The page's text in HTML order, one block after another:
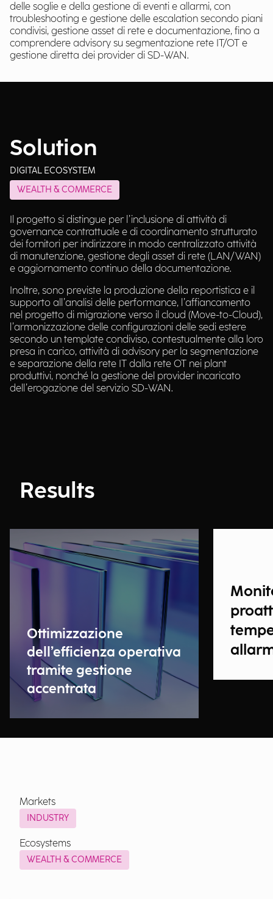
delle soglie e della gestione di eventi e allarmi, con
troubleshooting e gestione delle escalation secondo piani
condivisi, gestione asset di rete e documentazione, fino a
comprendere advisory su segmentazione rete IT/OT e
gestione diretta dei provider di SD-WAN.
Solution
DIGITAL ECOSYSTEM
WEALTH & COMMERCE
Il progetto si distingue per l’inclusione di attività di
governance contrattuale e di coordinamento strutturato
dei fornitori per indirizzare in modo centralizzato attività
di manutenzione, gestione degli asset di rete (LAN/WAN)
e aggiornamento continuo della documentazione.
Inoltre, sono previste la produzione della reportistica e il
supporto all’analisi delle performance, l’affiancamento
nel progetto di migrazione verso il cloud (Move-to-Cloud),
l’armonizzazione delle configurazioni delle sedi estere
secondo un template condiviso, contestualmente alla loro
presa in carico, attività di advisory per la segmentazione
e separazione della rete IT dalla rete OT nei plant
produttivi, nonché la gestione del provider incaricato
dell’erogazione del servizio SD-WAN.
Results
Ottimizzazione
dell’efficienza operativa
tramite gestione
accentrata
Markets
INDUSTRY
Ecosystems
WEALTH & COMMERCE